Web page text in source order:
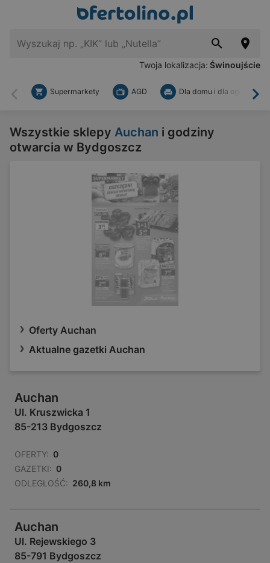
Twoja lokalizacja: Świnoujście
Wstecz
Supermarkety AGD Dla domu i dla ogrodu
Wszystkie sklepy Auchan i godziny
otwarcia w Bydgoszcz
Oferty Auchan
Aktualne gazetki Auchan
Auchan
Ul. Kruszwicka 1
85-213 Bydgoszcz
OFERTY: 0
GAZETKI: 0
ODLEGŁOŚĆ: 260,8 km
Auchan
Ul. Rejewskiego 3
85-791 Bydgoszcz